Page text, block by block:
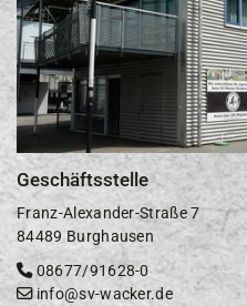
Geschäftsstelle
Franz-Alexander-Straße 7
84489 Burghausen
08677/91628-0
info@sv-wacker.de